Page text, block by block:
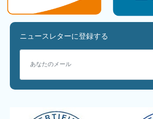
ニュースレターに登録する